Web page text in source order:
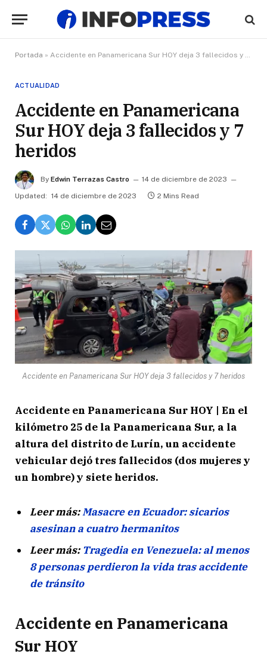
Portada » Accidente en Panamericana Sur HOY deja 3 fallecidos y 7 heridos
ACTUALIDAD
Accidente en Panamericana
Sur HOY deja 3 fallecidos y 7
heridos
By Edwin Terrazas Castro
14 de diciembre de 2023
Updated: 14 de diciembre de 2023 2 Mins Read
Accidente en Panamericana Sur HOY deja 3 fallecidos y 7 heridos
Accidente en Panamericana Sur HOY | En el
kilómetro 25 de la Panamericana Sur, a la
altura del distrito de Lurín, un accidente
vehicular dejó tres fallecidos (dos mujeres y
un hombre) y siete heridos.
Leer más:Masacre en Ecuador: sicarios
asesinan a cuatro hermanitos
Leer más: Tragedia en Venezuela: al menos
8 personas perdieron la vida tras accidente
de tránsito
Accidente en Panamericana
Sur HOY